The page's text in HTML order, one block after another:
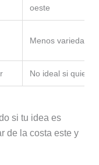
oeste
Menos variedad
No ideal si
si tu idea es
de la costa este y